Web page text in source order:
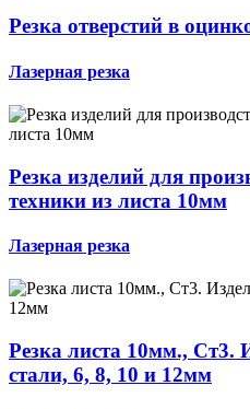
Резка отверстий в
Лазерная резка
Резка изделий для
техники из листа 10мм
Лазерная резка
Резка листа 10мм., Ст3.
стали, 6, 8, 10 и 12мм